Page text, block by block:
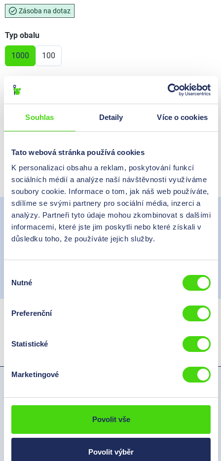
Souhlas Detaily Více o cookies
Tato webová stránka používá cookies
K personalizaci obsahu a reklam, poskytování funkcí
sociálních médií a analýze naší návštěvnosti využíváme
soubory cookie. Informace o tom, jak náš web používáte,
sdílíme se svými partnery pro sociální média, inzerci a
analýzy. Partneři tyto údaje mohou zkombinovat s dalšími
informacemi, které jste jim poskytli nebo které získali v
důsledku toho, že používáte jejich služby.
souhlasu
Nutné
Preferenční
Statistické
Marketingové
Povolit vše
Povolit výběr
Zásoba na dotaz
Vyberte
Typ obalu
1000 100
Poptávka produktu
Datový list ve formátu PDF
Popis
Provedení: s kovovým izolačním vyztužením Izolační
materiál: polyamid Teplotní rozsah: -55 °C až +105 °C
Ke stažení na
Výrobce
Tyršova 320
Česká republika
+420 478 048 908